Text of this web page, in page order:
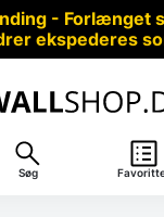
- Forlænget
ekspederes
Søg